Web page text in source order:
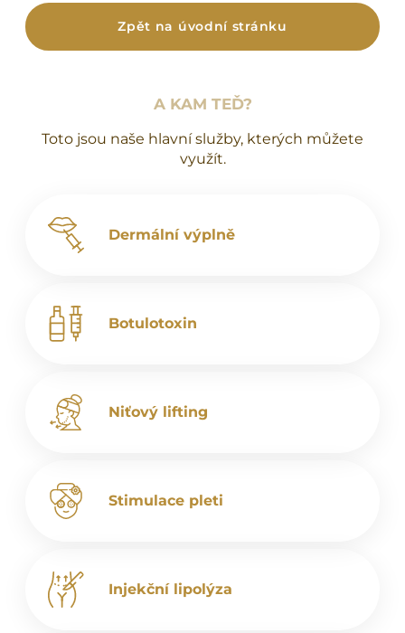
Zpět na úvodní stránku
A KAM TEĎ?
Toto jsou naše hlavní služby, kterých můžete
využít.
Dermální výplně
Botulotoxin
Niťový lifting
Stimulace pleti
Injekční lipolýza